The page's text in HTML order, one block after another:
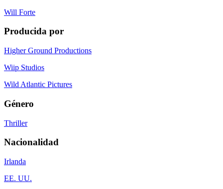
Will Forte
Producida por
Higher Ground Productions
Wiip Studios
Wild Atlantic Pictures
Género
Thriller
Nacionalidad
Irlanda
EE. UU.